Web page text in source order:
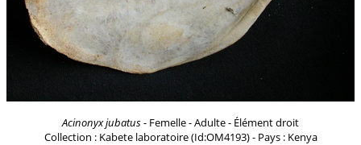
Acinonyx jubatus- Femelle - Adulte - Élément droit
Collection : Kabete laboratoire (Id:OM4193) - Pays : Kenya